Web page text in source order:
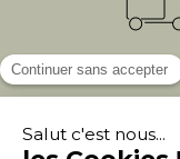
Livraison